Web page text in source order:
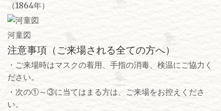
（1864年）
河童図
注意事項（ご来場される全ての方へ）
・ご来場時はマスクの着用、手指の消毒、検温にご協力く
ださい。
・次の①～③に当てはまる方は、ご来場をお控えくださ
い。